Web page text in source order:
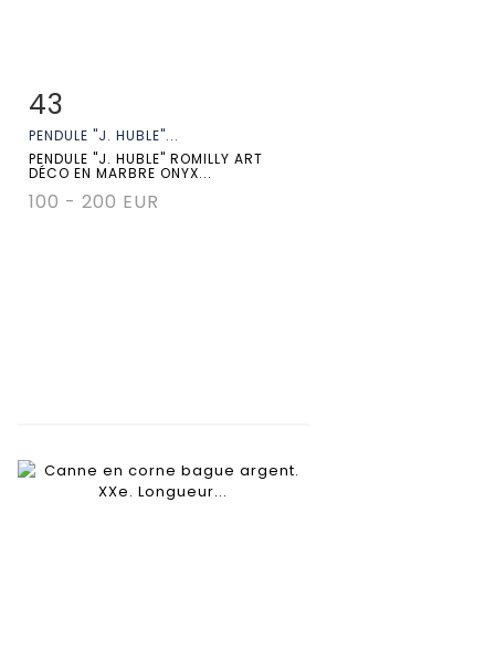
Fiche détaillée
43
PENDULE "J. HUBLE"...
PENDULE "J. HUBLE" ROMILLY ART
DÉCO EN MARBRE ONYX...
100 - 200 EUR